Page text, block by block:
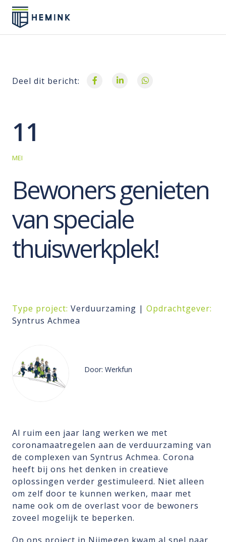
Deel dit bericht:
11
MEI
Bewoners genieten
van speciale
thuiswerkplek!
Type project: Verduurzaming | Opdrachtgever:
Syntrus Achmea
Door: Werkfun
Al ruim een jaar lang werken we met
coronamaatregelen aan de verduurzaming van
de complexen van Syntrus Achmea. Corona
heeft bij ons het denken in creatieve
oplossingen verder gestimuleerd. Niet alleen
om zelf door te kunnen werken, maar met
name ook om de overlast voor de bewoners
zoveel mogelijk te beperken.